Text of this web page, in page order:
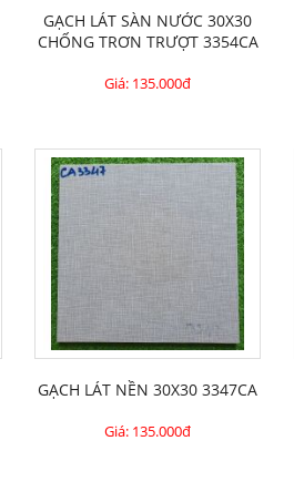
GẠCH LÁT SÀN NƯỚC 30X30
CHỐNG TRƠN TRƯỢT 3354CA
Giá: 135.000đ
GẠCH LÁT NỀN 30X30 3347CA
Giá: 135.000đ